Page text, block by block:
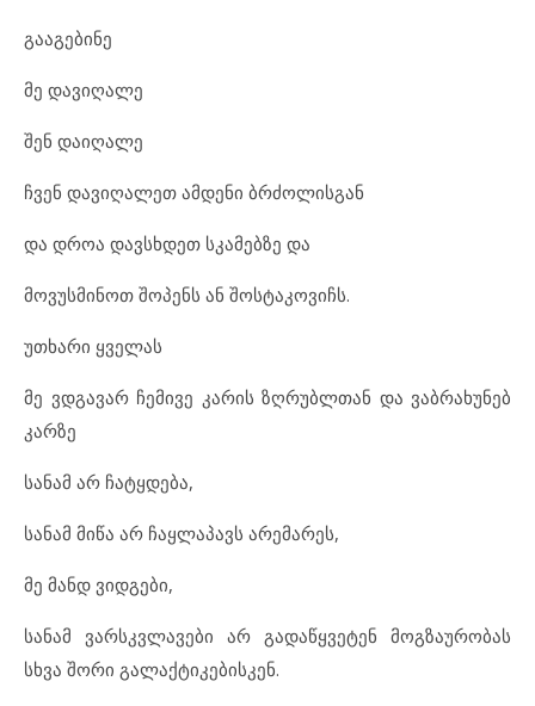
გააგებინე
მე დავიღალე
შენ დაიღალე
ჩვენ დავიღალეთ ამდენი ბრძოლისგან
და დროა დავსხდეთ სკამებზე და
მოვუსმინოთ შოპენს ან შოსტაკოვიჩს.
უთხარი ყველას
მე ვდგავარ ჩემივე კარის ზღრუბლთან და ვაბრახუნებ
კარზე
სანამ არ ჩატყდება,
სანამ მიწა არ ჩაყლაპავს არემარეს,
მე მანდ ვიდგები,
სანამ ვარსკვლავები არ გადაწყვეტენ მოგზაურობას
სხვა შორი გალაქტიკებისკენ.